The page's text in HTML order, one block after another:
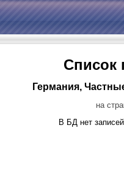
Список
Германия,
на
В БД нет